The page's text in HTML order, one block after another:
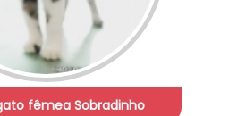
fêmea Sobradinho